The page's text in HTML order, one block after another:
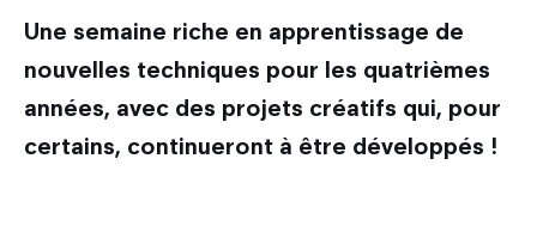
Une semaine riche en apprentissage de
nouvelles techniques pour les quatrièmes
années, avec des projets créatifs qui, pour
certains, continueront à être développés !